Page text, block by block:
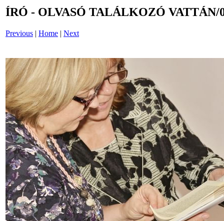
ÍRÓ - OLVASÓ TALÁLKOZÓ VATTÁN/
Previous | Home | Next